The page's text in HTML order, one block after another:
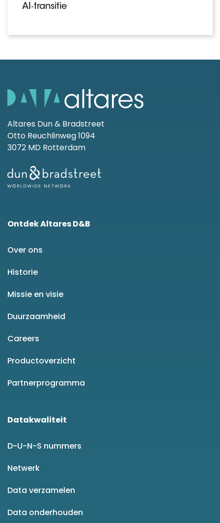
AI‑transitie
Altares Dun & Bradstreet
Otto Reuchlinweg 1094
3072 MD Rotterdam
Ontdek Altares D&B
Over ons
Historie
Missie en visie
Duurzaamheid
Careers
Productoverzicht
Partnerprogramma
Datakwaliteit
D-U-N-S nummers
Netwerk
Data verzamelen
Data onderhouden